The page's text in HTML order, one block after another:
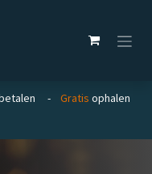
betalen - Gratis ophalen